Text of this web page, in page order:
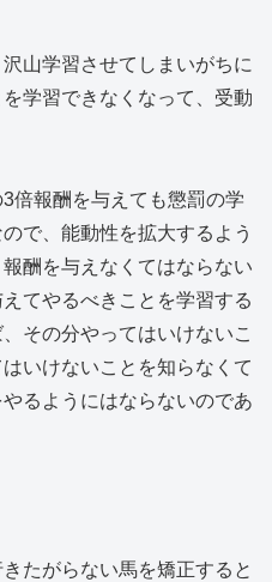
山学習させてしまいがちに
学習できなくなって、受動
倍報酬を与えても懲罰の学
で、能動性を拡大するよう
酬を与えなくてはならない
てやるべきことを学習する
その分やってはいけないこ
いけないことを知らなくて
るようにはならないのであ
たがらない馬を矯正すると